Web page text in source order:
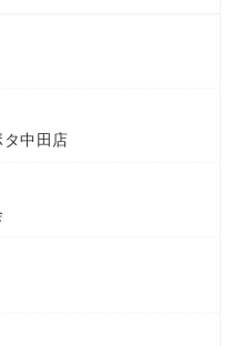
中田店